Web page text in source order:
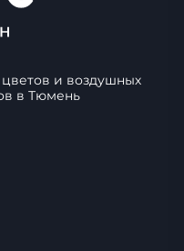
и воздушных
в Тюмень